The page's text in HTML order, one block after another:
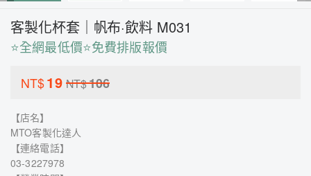
客製化杯套｜帆布·飲料 M031
⭐全網最低價⭐免費排版報價
NT$19 NT$106
【店名】
MTO客製化達人
【連絡電話】
03-3227978